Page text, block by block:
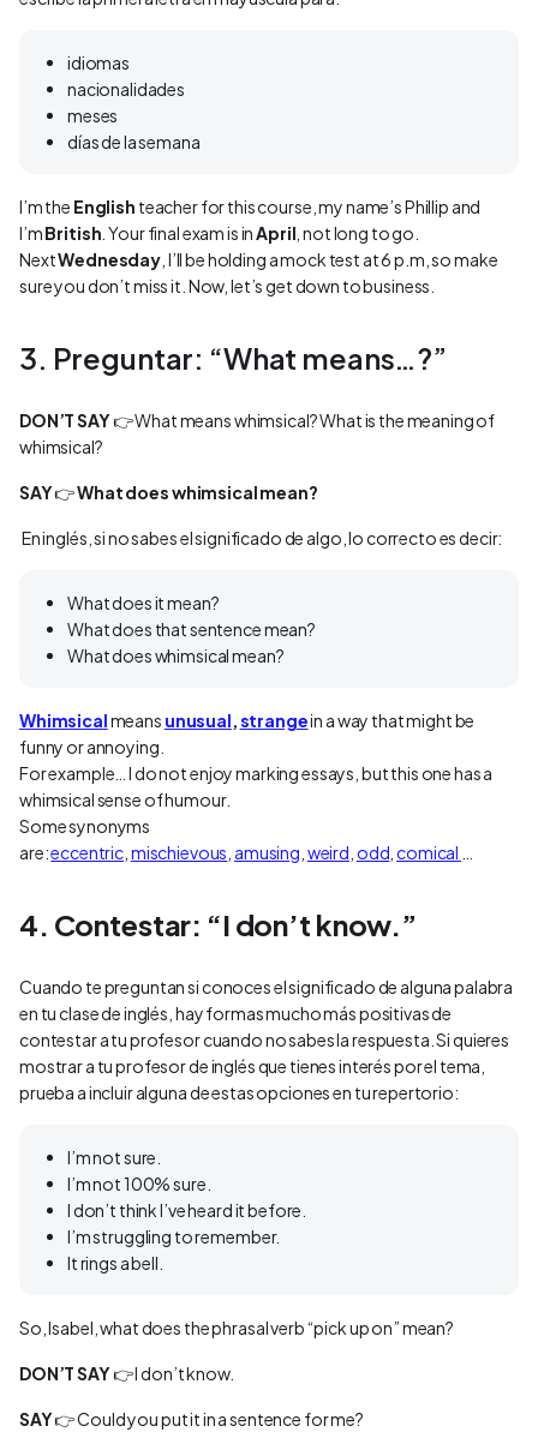
idiomas
nacionalidades
meses
días de la semana
I’m the English teacher for this course, my name’s Phillip and
I’mBritish . Your final exam is inApril , not long to go.
NextWednesday , I’ll be holding a mock test at 6 p.m, so make
sure you don’t miss it. Now, let’s get down to business.
3. Preguntar: “What means…?”
DON’T SAY👉 What means whimsical? What is the meaning of
whimsical?
SAY👉What does whimsical mean?
En inglés, si no sabes el significado de algo, lo correcto es decir:
What does it mean?
What does that sentence mean?
What does whimsical mean?
Whimsicalmeans unusual,strangein a way that might be
funny or annoying.
For example… I do not enjoy marking essays, but this one has a
whimsical sense of humour.
Some synonyms
are:eccentric mischievous amusing weird odd ,comical
4. Contestar: “I don’t know.”
Cuando te preguntan si conoces el significado de alguna palabra
en tu clase de inglés, hay formas mucho más positivas de
contestar a tu profesor cuando no sabes la respuesta. Si quieres
mostrar a tu profesor de inglés que tienes interés por el tema,
prueba a incluir alguna de estas opciones en tu repertorio:
I’m not sure.
I’m not 100% sure.
I don’t think I’ve heard it before.
I’m struggling to remember.
It rings a bell.
So, Isabel, what does the phrasal verb “pick up on” mean?
DON’T SAY👉I don’t know.
SAY👉Could you put it in a sentence for me?